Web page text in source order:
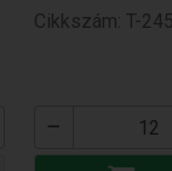
Cikkszám: T-